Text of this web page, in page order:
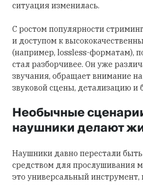
ситуация изменилась.
С ростом популярности
и доступом к
(например, lossless-форматам),
стал разборчивее. Он уже
звучания, обращает внимание
звуковой сцены, детализацию и
Необычные
наушники делают
Наушники давно перестали
средством для прослушивания
это универсальный инструмент,